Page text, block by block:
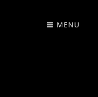
MENU